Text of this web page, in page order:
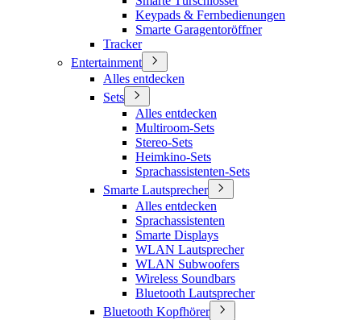
Keypads & Fernbedienungen
Smarte Garagentoröffner
Tracker
Entertainment
Alles entdecken
Sets
Alles entdecken
Multiroom-Sets
Stereo-Sets
Heimkino-Sets
Sprachassistenten-Sets
Smarte Lautsprecher
Alles entdecken
Sprachassistenten
Smarte Displays
WLAN Lautsprecher
WLAN Subwoofers
Wireless Soundbars
Bluetooth Lautsprecher
Bluetooth Kopfhörer